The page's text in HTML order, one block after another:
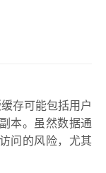
存可能包括用户
本。虽然数据通
问的风险，尤其